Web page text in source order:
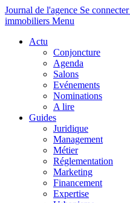
Journal de l'agence Se connecter
immobiliers Menu
Actu
Conjoncture
Agenda
Salons
Evénements
Nominations
A lire
Guides
Juridique
Management
Métier
Réglementation
Marketing
Financement
Expertise